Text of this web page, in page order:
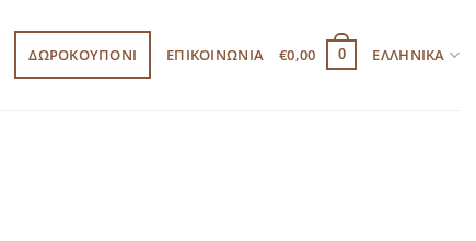
ΔΩΡΟΚΟΥΠΟΝΙ ΕΠΙΚΟΙΝΩΝΙΑ €0,00 0 ΕΛΛΗΝΙΚΆ